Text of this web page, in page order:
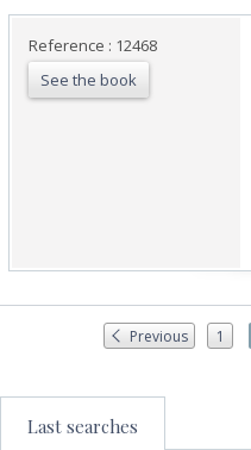
Reference : 12468
See the book
Previous 1
Last searches